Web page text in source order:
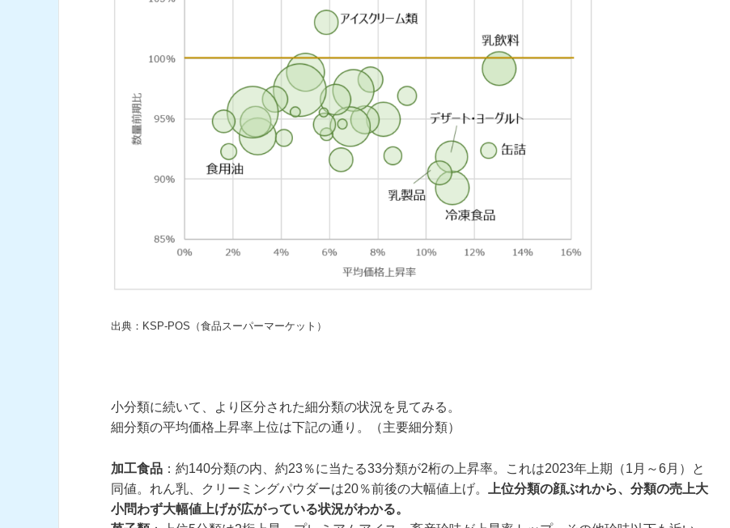
出典：KSP-POS（食品スーパーマーケット）
小分類に続いて、より区分された細分類の状況を見てみる。
細分類の平均価格上昇率上位は下記の通り。（主要細分類）
加工食品 ：約140分類の内、約23％に当たる33分類が2桁の上昇率。これは2023年上期（1月～6月）と
同値。れん乳、クリーミングパウダーは20％前後の大幅値上げ。
上位分類の顔ぶれから、分類の売上大
小問わず大幅値上げが広がっている状況がわかる。